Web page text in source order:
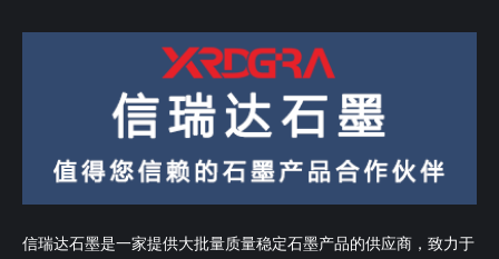
信瑞达石墨是一家提供大批量质量稳定石墨产品的供应商，致力于